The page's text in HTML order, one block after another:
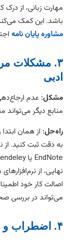
مهارت زبانی، از درک
باشد. این کمک
مشاوره پایان نامه
۳. مشکلات
ادبی
مشکل: عدم
منابع دیگر
راه‌حل: از همان
به دقت ثبت کنید. از
نهایی، از
اصالت کار خود
می‌تواند در بررسی
۴. اضطراب و استرس در لحظات پایانی